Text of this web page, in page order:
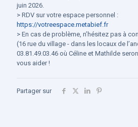
juin 2026.
> RDV sur votre espace personnel :
https://votreespace.metabief.fr
> En cas de problème, n’hésitez pas à
(16 rue du village - dans les locaux de
03.81.49.03.46 où Céline et Mathilde
vous aider !
Partager sur